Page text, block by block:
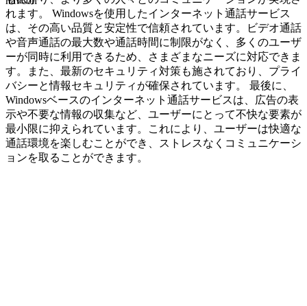
れます。 Windowsを使用したインターネット通話サービス
は、その高い品質と安定性で信頼されています。ビデオ通話
や音声通話の最大数や通話時間に制限がなく、多くのユーザ
ーが同時に利用できるため、さまざまなニーズに対応できま
す。また、最新のセキュリティ対策も施されており、プライ
バシーと情報セキュリティが確保されています。 最後に、
Windowsベースのインターネット通話サービスは、広告の表
示や不要な情報の収集など、ユーザーにとって不快な要素が
最小限に抑えられています。これにより、ユーザーは快適な
通話環境を楽しむことができ、ストレスなくコミュニケーシ
ョンを取ることができます。